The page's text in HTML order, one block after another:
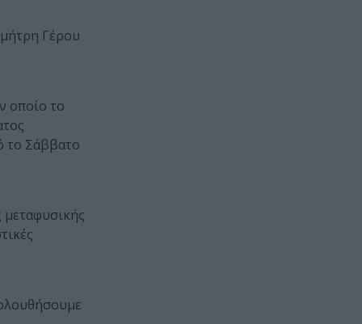
Γέρου
οποίο το
το Σάββατο